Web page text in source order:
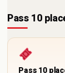
Pass 10
Pass 10